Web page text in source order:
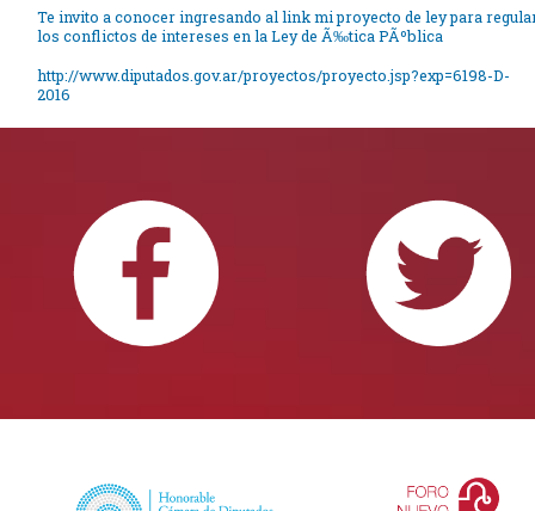
Te invito a conocer ingresando al link mi proyecto de ley para
los conflictos de intereses en la Ley de Ã‰tica PÃºblica
http://www.diputados.gov.ar/proyectos/proyecto.jsp?exp=6198-D-
2016